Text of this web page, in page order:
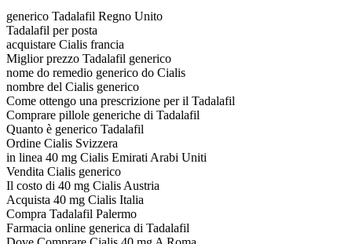
generico Tadalafil Regno Unito
Tadalafil per posta
acquistare Cialis francia
Miglior prezzo Tadalafil generico
nome do remedio generico do Cialis
nombre del Cialis generico
Come ottengo una prescrizione per il Tadalafil
Comprare pillole generiche di Tadalafil
Quanto è generico Tadalafil
Ordine Cialis Svizzera
in linea 40 mg Cialis Emirati Arabi Uniti
Vendita Cialis generico
Il costo di 40 mg Cialis Austria
Acquista 40 mg Cialis Italia
Compra Tadalafil Palermo
Farmacia online generica di Tadalafil